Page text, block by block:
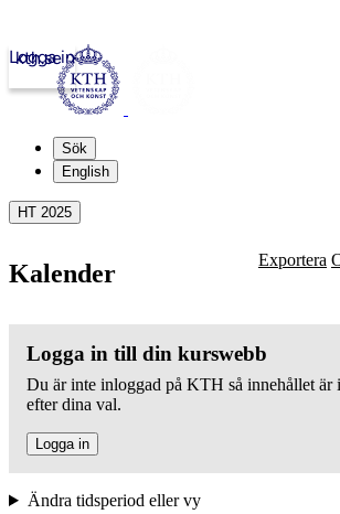
kth.se
Logga in
Sök
English
HT 2025
Kalender Exportera
Logga in till din kurswebb
Du är inte inloggad på KTH så innehållet är
efter dina val.
Logga in
Ändra tidsperiod eller vy